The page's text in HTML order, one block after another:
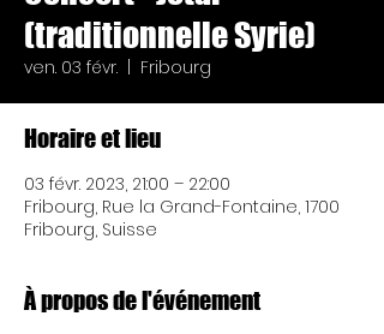
(traditionnelle Syrie)
ven. 03 févr. Fribourg
Horaire et lieu
03 févr. 2023, 21:00 – 22:00
Fribourg, Rue la Grand-Fontaine, 1700
Fribourg, Suisse
À propos de l'événement